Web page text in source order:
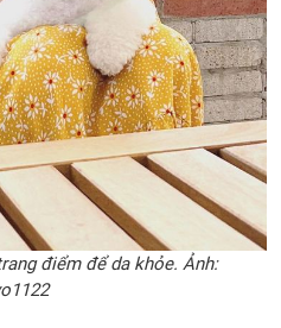
điểm để da khỏe. Ảnh: